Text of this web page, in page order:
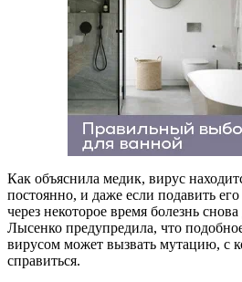
Как объяснила медик, вирус
постоянно, и даже если подавить
через некоторое время болезнь снова
Лысенко предупредила, что
вирусом может вызвать мутацию, с
справиться.